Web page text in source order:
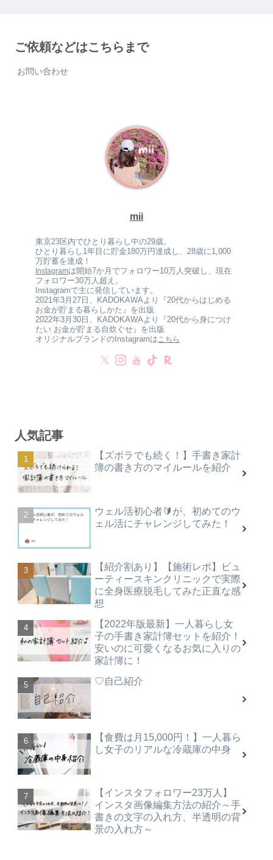
ご依頼などはこちらまで
お問い合わせ
mii
東京23区内でひとり暮らし中の29歳。
ひとり暮らし1年目に貯金180万円達成し、28歳に1,000
万貯蓄を達成！
Instagramは開始7か月でフォロワー10万人突破し、現在
フォロワー30万人超え。
Instagramで主に発信しています。
2021年3月27日、KADOKAWAより『20代からはじめる
お金が貯まる暮らしかた』を出版
2022年3月30日、KADOKAWAより『20代から身につけ
たい お金が貯まる自炊ぐせ』を出版
オリジナルブランドのInstagramは こちら
人気記事
【ズボラでも続く！】手書き家計
簿の書き方のマイルールを紹介
ウェル活初心者🔰が、初めてのウ
ェル活にチャレンジしてみた！
【紹介割あり】【施術レポ】ビュ
ーティースキンクリニックで実際
に全身医療脱毛してみた正直な感
想
【2022年版最新】一人暮らし女
子の手書き家計簿セットを紹介！
安いのに可愛くなるお気に入りの
家計簿に！
♡自己紹介
【食費は月15,000円！】一人暮ら
し女子のリアルな冷蔵庫の中身
【インスタフォロワー23万人】
インスタ画像編集方法の紹介～手
書きの文字の入れ方、半透明の背
景の入れ方～